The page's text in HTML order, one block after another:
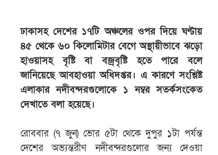
ঢাকাসহ দেশের ১৭টি অঞ্চলের ওপর দিয়ে ঘণ্টায়
৪৫ থেকে ৬০ কিলোমিটার বেগে অস্থায়ীভাবে ঝড়ো
হাওয়াসহ বৃষ্টি বা বজ্রবৃষ্টি হতে পারে বলে
জানিয়েছে আবহাওয়া অধিদপ্তর। এ কারণে সংশ্লিষ্ট
এলাকার নদীবন্দরগুলোকে ১ নম্বর সতর্কসংকেত
দেখাতে বলা হয়েছে।
রোববার (৭ জুন) ভোর ৫টা থেকে দুপুর ১টা পর্যন্ত
দেশের অভ্যন্তরীণ নদীবন্দরগুলোর জন্য দেওয়া